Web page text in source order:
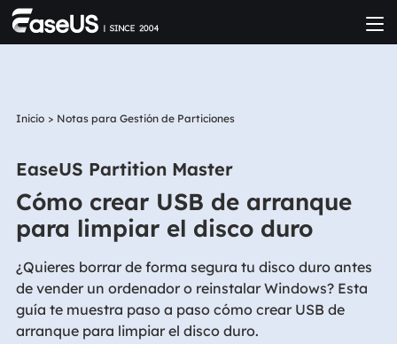
Inicio > Notas para Gestión de Particiones
EaseUS Partition Master
Cómo crear USB de arranque
para limpiar el disco duro
¿Quieres borrar de forma segura tu disco duro antes
de vender un ordenador o reinstalar Windows? Esta
guía te muestra paso a paso cómo crear USB de
arranque para limpiar el disco duro.